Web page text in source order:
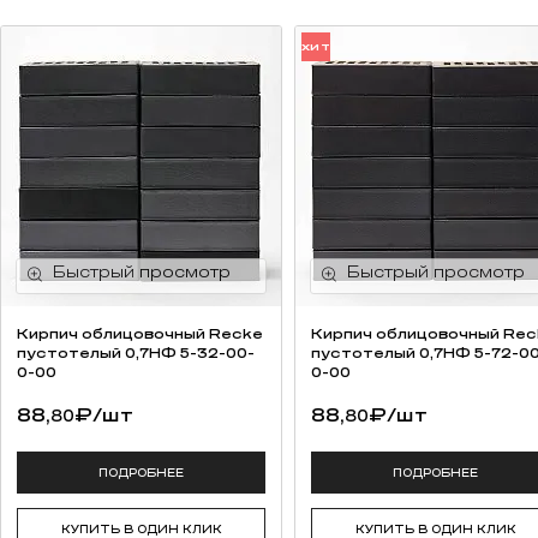
Кирпич облицовочный Recke
пустотелый 0,7НФ 5-32-00-
0-00
88,80₽/шт
ПОДРОБНЕЕ
КУПИТЬ В ОДИН КЛИК
ХИТ
Кирпич облицовочный
пустотелый 0,7НФ 5-72-
0-00
88,80₽/шт
ПОДРОБНЕЕ
КУПИТЬ В ОДИН КЛИК